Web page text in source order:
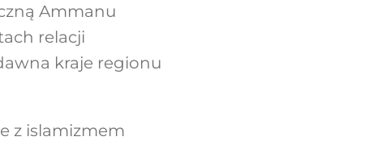
Ammanu
relacji
kraje regionu
z islamizmem